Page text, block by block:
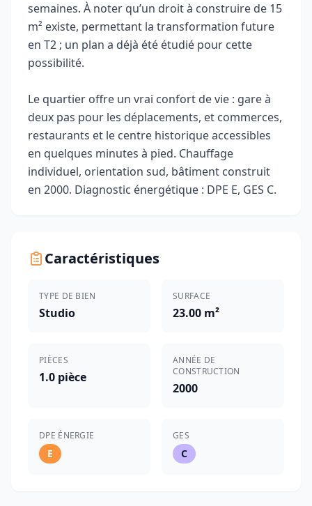
semaines. À noter qu’un droit à construire de 15
m² existe, permettant la transformation future
en T2 ; un plan a déjà été étudié pour cette
possibilité.
Le quartier offre un vrai confort de vie : gare à
deux pas pour les déplacements, et commerces,
restaurants et le centre historique accessibles
en quelques minutes à pied. Chauffage
individuel, orientation sud, bâtiment construit
en 2000. Diagnostic énergétique : DPE E, GES C.
Caractéristiques
TYPE DE BIEN
Studio
SURFACE
23.00 m²
PIÈCES
1.0 pièce
ANNÉE DE
CONSTRUCTION
2000
DPE ÉNERGIE
E
GES
C